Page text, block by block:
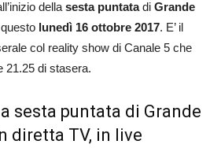
della sesta puntatadi Grande
lunedì 16 ottobre 2017. E’ il
col reality show di Canale 5 che
21.25 di stasera.
sesta puntata di Grande
diretta TV, in live